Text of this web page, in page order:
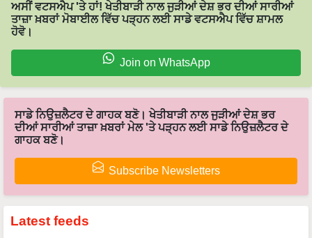
ਅਸੀਂ ਵਟਸਐਪ 'ਤੇ ਹਾਂ! ਖੇਤੀਬਾੜੀ ਨਾਲ ਜੁੜੀਆਂ ਦੇਸ਼ ਭਰ ਦੀਆਂ ਸਾਰੀਆਂ
ਤਾਜ਼ਾ ਖ਼ਬਰਾਂ ਮੋਬਾਈਲ ਵਿੱਚ ਪੜ੍ਹਨ ਲਈ ਸਾਡੇ ਵਟਸਐਪ ਵਿੱਚ ਸ਼ਾਮਲ
ਹੋਵੋ।
Join on WhatsApp
ਸਾਡੇ ਨਿਉਜ਼ਲੈਟਰ ਦੇ ਗਾਹਕ ਬਣੋ। ਖੇਤੀਬਾੜੀ ਨਾਲ ਜੁੜੀਆਂ ਦੇਸ਼ ਭਰ
ਦੀਆਂ ਸਾਰੀਆਂ ਤਾਜ਼ਾ ਖ਼ਬਰਾਂ ਮੇਲ 'ਤੇ ਪੜ੍ਹਨ ਲਈ ਸਾਡੇ ਨਿਉਜ਼ਲੈਟਰ ਦੇ
ਗਾਹਕ ਬਣੋ।
Subscribe Newsletters
Latest feeds